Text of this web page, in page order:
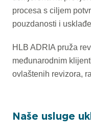
procesa s ciljem
pouzdanosti i
HLB ADRIA pruža
međunarodnim
ovlaštenih revizora,
Naše usluge